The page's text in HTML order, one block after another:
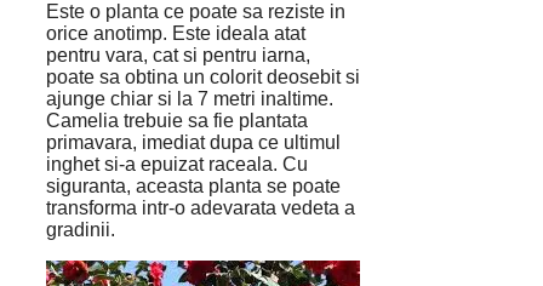
Este o planta ce poate sa reziste in
orice anotimp. Este ideala atat
pentru vara, cat si pentru iarna,
poate sa obtina un colorit deosebit si
ajunge chiar si la 7 metri inaltime.
Camelia trebuie sa fie plantata
primavara, imediat dupa ce ultimul
inghet si-a epuizat raceala. Cu
siguranta, aceasta planta se poate
transforma intr-o adevarata vedeta a
gradinii.